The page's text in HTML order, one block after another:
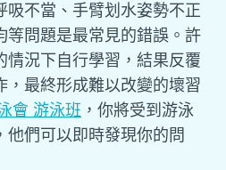
吸不當、手臂划水姿勢不正
等問題是最常見的錯誤。許
情況下自行學習，結果反覆
，最終形成難以改變的壞習
會 游泳班 ，你將受到游泳
們可以即時發現你的問